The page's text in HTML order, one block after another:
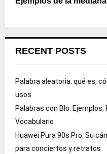
RECENT POSTS
Palabra aleatoria: qué es,
usos
Palabras con Blo:
Vocabulario
Huawei Pura 90s Pro: Su
para conciertos y retratos